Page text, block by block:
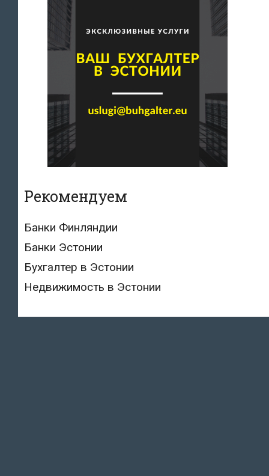
Рекомендуем
Банки Финляндии
Банки Эстонии
Бухгалтер в Эстонии
Недвижимость в Эстонии